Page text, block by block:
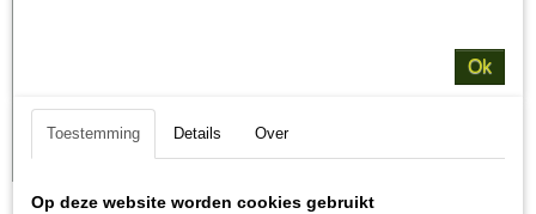
Prins Mini Super
Ok
Toestemming Details Over
Op deze website worden cookies gebruikt